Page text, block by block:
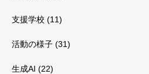
支援学校 (11)
活動の様子 (31)
生成AI (22)